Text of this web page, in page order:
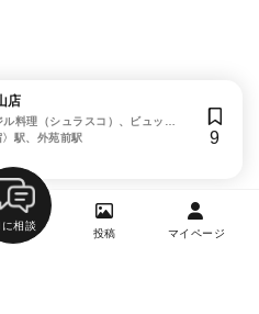
店
料理（シュラスコ）、ビュッフ
駅、外苑前駅
9
相談
投稿 マイページ